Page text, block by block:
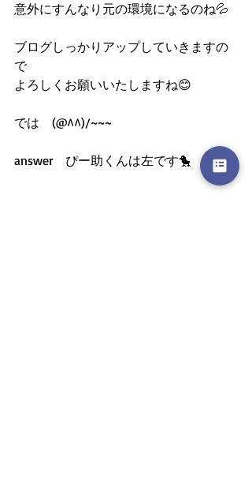
意外にすんなり元の環境になるのね💦
ブログしっかりアップしていきますの
で
よろしくお願いいたしますね😊
では　(@^^)/~~~
answer　ぴー助くんは左です🐤